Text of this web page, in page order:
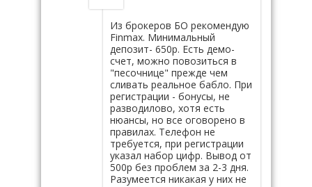
Из брокеров БО рекомендую
Finmax. Минимальный
депозит- 650р. Есть демо-
счет, можно повозиться в
"песочнице" прежде чем
сливать реальное бабло. При
регистрации - бонусы, не
разводилово, хотя есть
нюансы, но все оговорено в
правилах. Телефон не
требуется, при регистрации
указал набор цифр. Вывод от
500р без проблем за 2-3 дня.
Разумеется никакая у них не